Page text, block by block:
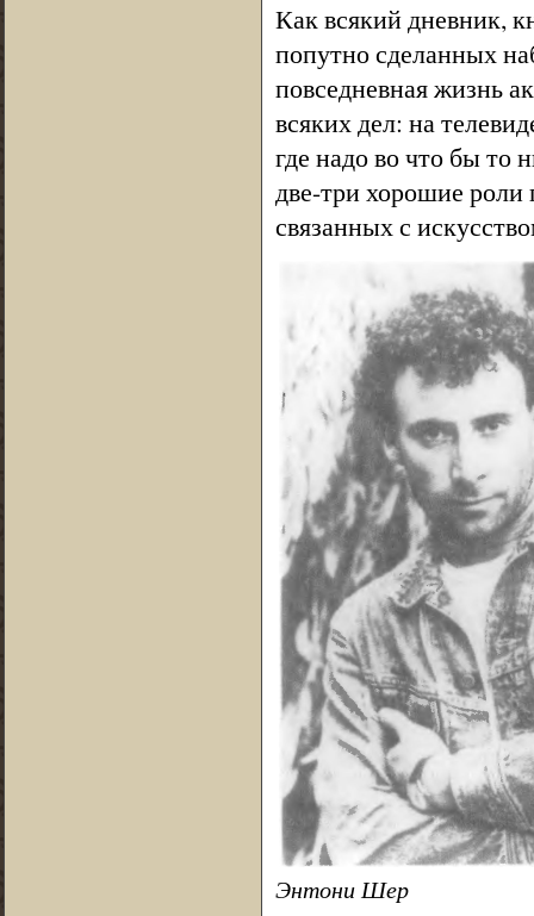
Как всякий дневник,
попутно сделанных
повседневная жизнь
всяких дел: на
где надо во что бы то
две-три хорошие роли
связанных с
Энтони Шер